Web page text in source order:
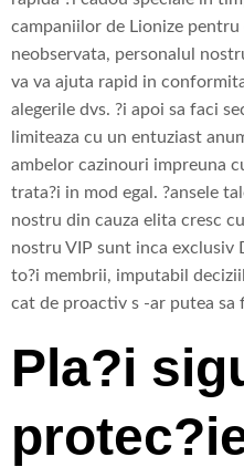
campaniilor de Lionize
neobservata, personalul
va va ajuta rapid in
alegerile dvs. ?i apoi sa faci
limiteaza cu un entuziast
ambelor cazinouri impreuna
trata?i in mod egal. ?ansele
nostru din cauza elita cresc
nostru VIP sunt inca exclusiv
to?i membrii, imputabil
cat de proactiv s -ar putea sa
Pla?i